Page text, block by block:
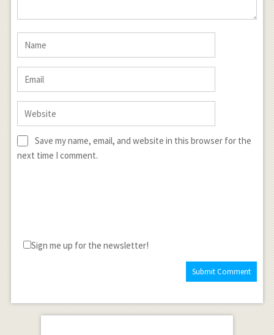
Save my name, email, and website in this browser for the
next time I comment.
Sign me up for the newsletter!